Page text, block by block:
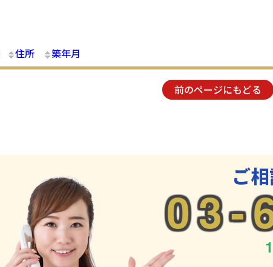
住所 築年月
前のページにもどる
ご
03-